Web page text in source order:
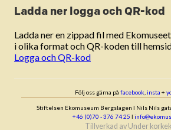
Ladda ner logga och QR-kod
Ladda ner en zippad fil med
i olika format och QR-koden till
Logga och QR-kod
Följ oss gärna på facebook insta +
Stiftelsen Ekomuseum Bergslagen ǀ Nils Nils
+46 (0)70 - 376 74 25 ǀ
Tillverkad av Under